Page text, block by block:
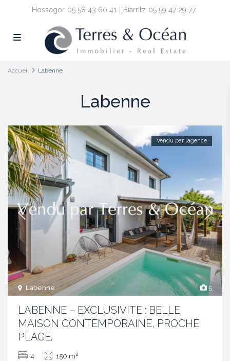
Hossegor 05 58 43 60 41 Biarritz 05 59 47 29 77
Accueil Labenne
Labenne
5
Labenne
Vendu par l’agence
LABENNE – EXCLUSIVITE : BELLE
MAISON CONTEMPORAINE, PROCHE
PLAGE.
4 150 m2